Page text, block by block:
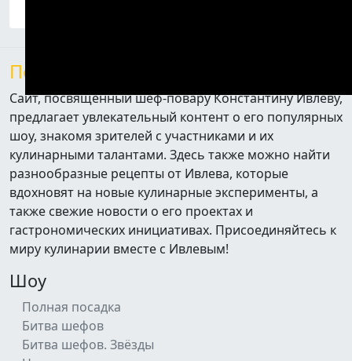
После Ивлева
Сайт, посвященный шеф-повару Константину Ивлеву,
предлагает увлекательный контент о его популярных
шоу, знакомя зрителей с участниками и их
кулинарными талантами. Здесь также можно найти
разнообразные рецепты от Ивлева, которые
вдохновят на новые кулинарные эксперименты, а
также свежие новости о его проектах и
гастрономических инициативах. Присоединяйтесь к
миру кулинарии вместе с Ивлевым!
Шоу
Полная посадка
Битва шефов
Битва шефов. Звёзды